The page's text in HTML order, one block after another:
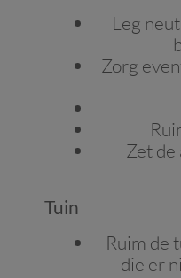
Leg
Zorg
Zet de
Tuin
Ruim de
die er